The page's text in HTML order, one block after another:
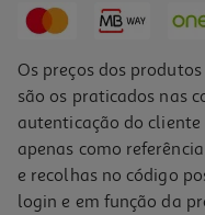
Os preços dos
são os praticados nas
autenticação do cliente
apenas como
e recolhas no código
login e em função da